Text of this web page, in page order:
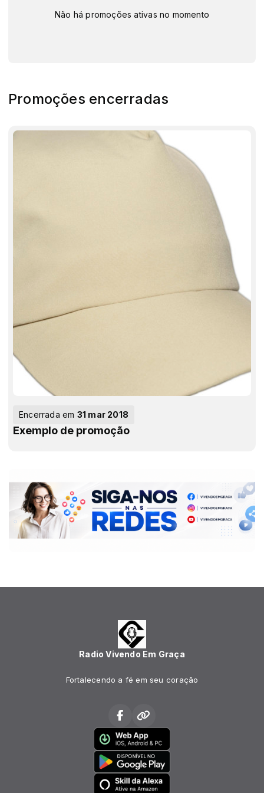
Não há promoções ativas no momento
Promoções encerradas
Encerrada em 31 mar 2018
Exemplo de promoção
Radio Vivendo Em Graça
Fortalecendo a fé em seu coração